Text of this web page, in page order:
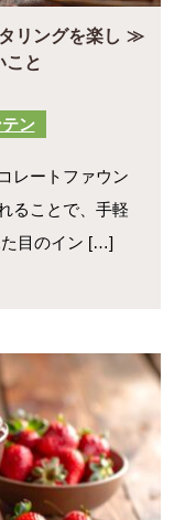
リングを楽し
こと
ン
レートファウン
ることで、手軽
た目のイン […]